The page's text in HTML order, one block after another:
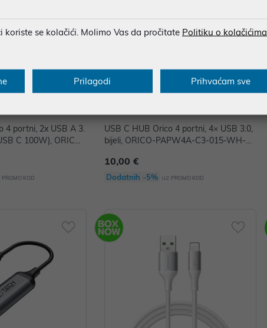
4 portni, 2x USB A 3.
C 100W), ORICO-
PROMO KOD
USB C HUB Orico 4 portni, 4× USB 3.0,
bijeli, ORICO-PAPW4A-C3-015-WH-E
10,00 €
Dodatnih -5% uz PROMO KOD
koriste se kolačići. Molimo Vas da pročitate Politiku o kolačićima
Prilagodi Prihvaćam sve